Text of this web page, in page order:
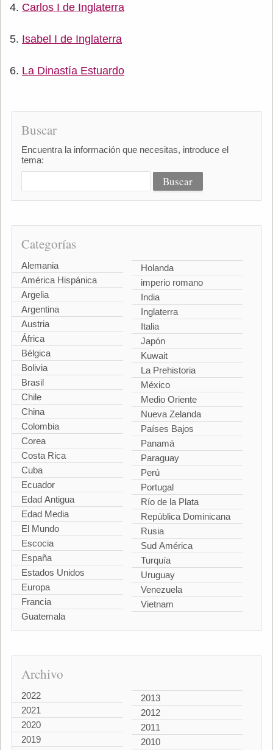
Carlos I de Inglaterra
Isabel I de Inglaterra
La Dinastía Estuardo
Buscar
Encuentra la información que necesitas, introduce el
tema:
Categorías
Alemania
América Hispánica
Argelia
Argentina
Austria
África
Bélgica
Bolivia
Brasil
Chile
China
Colombia
Corea
Costa Rica
Cuba
Ecuador
Edad Antigua
Edad Media
El Mundo
Escocia
España
Estados Unidos
Europa
Francia
Guatemala
Holanda
imperio romano
India
Inglaterra
Italia
Japón
Kuwait
La Prehistoria
México
Medio Oriente
Nueva Zelanda
Países Bajos
Panamá
Paraguay
Perú
Portugal
Río de la Plata
República Dominicana
Rusia
Sud América
Turquía
Uruguay
Venezuela
Vietnam
Archivo
2022
2021
2020
2019
2013
2012
2011
2010